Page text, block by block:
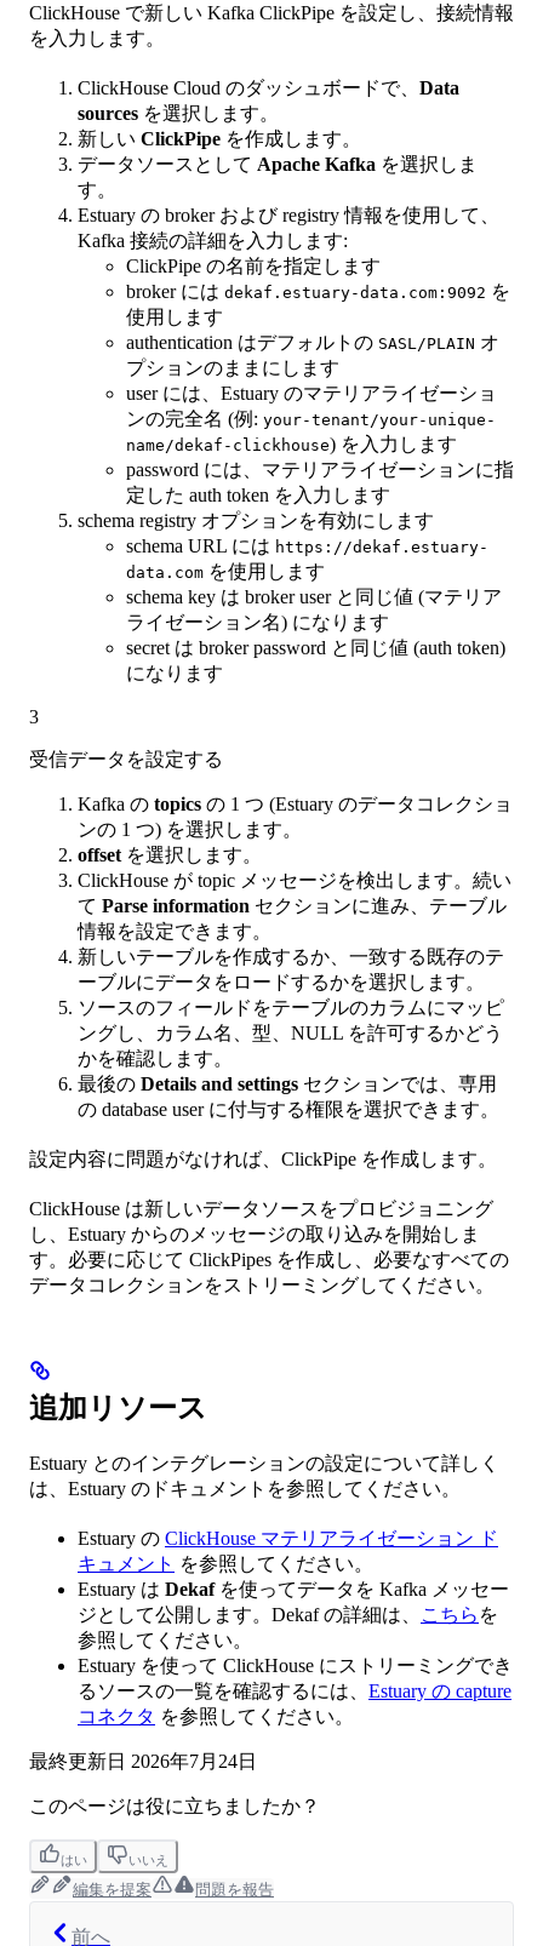
ClickHouse で新しい Kafka ClickPipe を設定し、接続情報
を入力します。
ClickHouse Cloud のダッシュボードで、 Data
sources を選択します。
新しい ClickPipe を作成します。
データソースとして Apache Kafka を選択しま
す。
Estuary の broker および registry 情報を使用して、
Kafka 接続の詳細を入力します:
ClickPipe の名前を指定します
broker には dekaf.estuary-data.com:9092 を
使用します
authentication はデフォルトの SASL/PLAIN オ
プションのままにします
user には、Estuary のマテリアライゼーショ
ンの完全名 (例: your-tenant/your-unique-
name/dekaf-clickhouse) を入力します
password には、マテリアライゼーションに指
定した auth token を入力します
schema registry オプションを有効にします
schema URL には https://dekaf.estuary-
data.com を使用します
schema key は broker user と同じ値 (マテリア
ライゼーション名) になります
secret は broker password と同じ値 (auth token)
になります
3
受信データを設定する
Kafka の topics の 1 つ (Estuary のデータコレクショ
ンの 1 つ) を選択します。
offset を選択します。
ClickHouse が topic メッセージを検出します。続い
て Parse information セクションに進み、テーブル
情報を設定できます。
新しいテーブルを作成するか、一致する既存のテ
ーブルにデータをロードするかを選択します。
ソースのフィールドをテーブルのカラムにマッピ
ングし、カラム名、型、NULL を許可するかどう
かを確認します。
最後の Details and settings セクションでは、専用
の database user に付与する権限を選択できます。
設定内容に問題がなければ、ClickPipe を作成します。
ClickHouse は新しいデータソースをプロビジョニング
し、Estuary からのメッセージの取り込みを開始しま
す。必要に応じて ClickPipes を作成し、必要なすべての
データコレクションをストリーミングしてください。
追加リソース
Estuary とのインテグレーションの設定について詳しく
は、Estuary のドキュメントを参照してください。
Estuary の ClickHouse マテリアライゼーション ド
キュメント を参照してください。
Estuary は Dekafを使ってデータを Kafka メッセー
ジとして公開します。Dekaf の詳細は、
こちら を
参照してください。
Estuary を使って ClickHouse にストリーミングでき
るソースの一覧を確認するには、 Estuary の capture
コネクタ を参照してください。
最終更新日 2026年7月24日
このページは役に立ちましたか？
はい いいえ
編集を提案 問題を報告
前へ